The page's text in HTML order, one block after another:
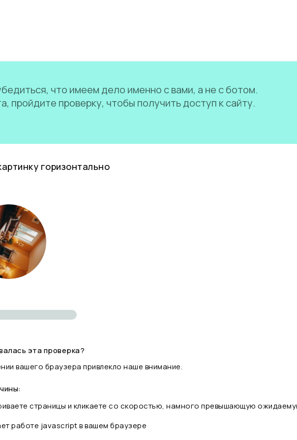
что имеем дело именно с вами, а не с ботом.
пройдите проверку, чтобы получить доступ к сайту.
горизонтально
эта проверка?
вашего браузера привлекло наше внимание.
страницы и кликаете со скоростью, намного превышающую
работе javascript в вашем браузере